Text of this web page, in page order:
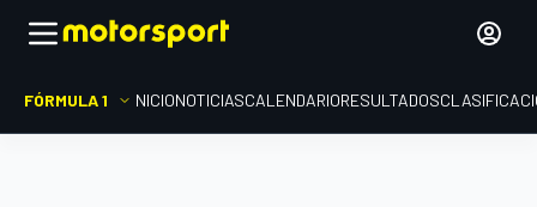
FÓRMULA 1 INICIONOTICIASCALENDARIORESULTADOS